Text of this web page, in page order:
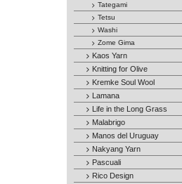
Tategami
Tetsu
Washi
Zome Gima
Kaos Yarn
Knitting for Olive
Kremke Soul Wool
Lamana
Life in the Long Grass
Malabrigo
Manos del Uruguay
Nakyang Yarn
Pascuali
Rico Design